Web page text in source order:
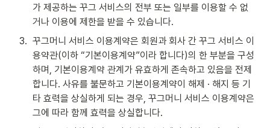
가 제공하는 꾸그 서비스의 전부 또는 일부를 이용할 수 없
거나 이용에 제한을 받을 수 있습니다.
3. 꾸그머니 서비스 이용계약은 회원과 회사 간 꾸그 서비스 이
용약관(이하 “기본이용계약”이라 합니다)의 한 부분을 구성
하며, 기본이용계약 관계가 유효하게 존속하고 있음을 전제
합니다. 사유를 불문하고 기본이용계약이 해제 · 해지 등 기
타 효력을 상실하게 되는 경우, 꾸그머니 서비스 이용계약은
그에 따라 함께 효력을 상실합니다.